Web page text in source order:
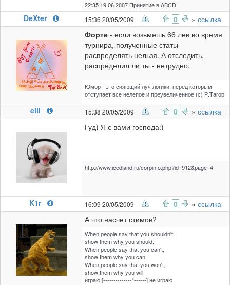
22:35 19.06.2007 Принятие в ABCD
DeXter 15:36 20/05/2009 0 » ссылка
Форте - если возьмешь 66 лев во время
турнира, полученные статы
распределять нельзя. А отследить,
распределил ли ты - нетрудно.
Юмор - это сияющий луч логики, перед которым
отступает все нелепое и преувеличенное (с) Р.Тагор
elll 15:38 20/05/2009 0 » ссылка
Гуд) Я с вами господа:)
http://www.icedland.ru/corpinfo.php?id=912&page=4
K1r 16:09 20/05/2009 0 » ссылка
А что насчет стимов?
When people say that you shouldn't,
show them why you should,
When people say that you can't,
show them why you can,
When people say that you won't,
show them why you will
играю [--------------*------] не играю